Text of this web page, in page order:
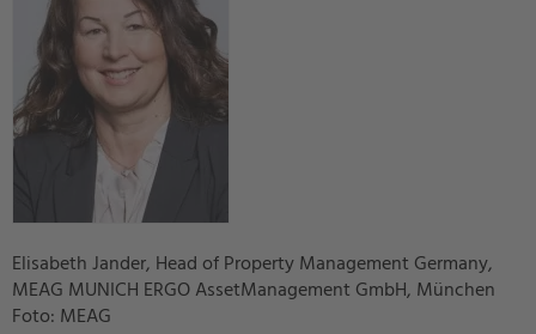
Elisabeth Jander, Head of Property Management Germany,
MEAG MUNICH ERGO AssetManagement GmbH, München
Foto: MEAG